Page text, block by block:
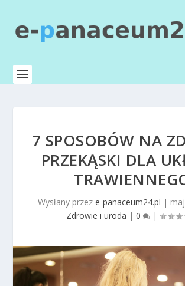
7 SPOSOBÓW NA
PRZEKĄSKI DLA
Wysłany przez e-panaceum24.pl |
Zdrowie i uroda | 0 |